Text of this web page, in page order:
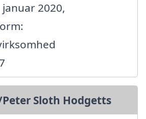
2020,
Sloth Hodgetts